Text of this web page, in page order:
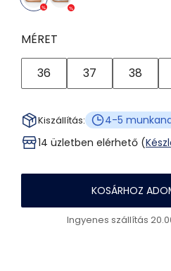
MÉRET
36 37 38
Kiszállítás:
4-5
14 üzletben elérhető (
KOSÁRHOZ
Ingyenes szállítás